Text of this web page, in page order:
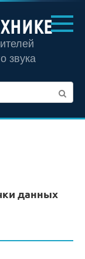
звука
данных